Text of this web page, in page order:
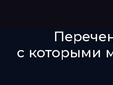
с которыми